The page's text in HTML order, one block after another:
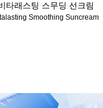
타래스팅 스무딩 선크림
Smoothing Suncream